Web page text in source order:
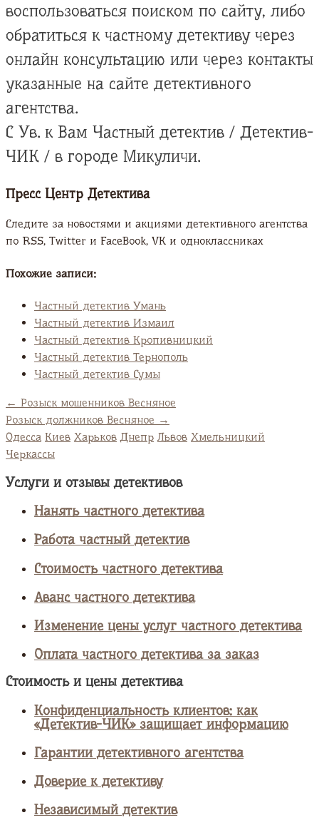
воспользоваться поиском по сайту, либо
обратиться к частному детективу через
онлайн консультацию или через контакты
указанные на сайте детективного
агентства.
С Ув. к Вам Частный детектив / Детектив-
ЧИК / в городе Микуличи.
Пресс Центр Детектива
Следите за новостями и акциями детективного агентства
по RSS, Twitter и FaсeBook, VK и одноклассниках
Похожие записи:
Частный детектив Умань
Частный детектив Измаил
Частный детектив Кропивницкий
Частный детектив Тернополь
Частный детектив Сумы
← Розыск мошенников Весняное
Розыск должников Весняное →
Одесса Киев Харьков Днепр Львов Хмельницкий
Черкассы
Услуги и отзывы детективов
Нанять частного детектива
Работа частный детектив
Стоимость частного детектива
Аванс частного детектива
Изменение цены услуг частного детектива
Оплата частного детектива за заказ
Стоимость и цены детектива
Конфиденциальность клиентов: как
«Детектив-ЧИК» защищает информацию
Гарантии детективного агентства
Доверие к детективу
Независимый детектив